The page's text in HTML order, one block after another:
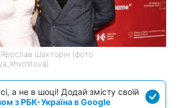
Ярослав Шахторін (фото:
а не в шоці! Додай змісту своїй
з РБК-Україна в Google